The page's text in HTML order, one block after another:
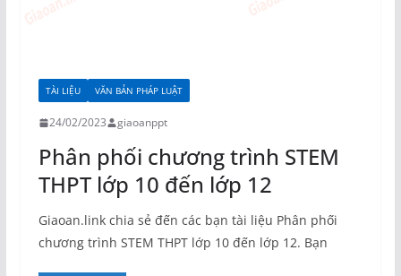
TÀI LIỆU VĂN BẢN PHÁP LUẬT
24/02/2023 giaoanppt
Phân phối chương trình STEM
THPT lớp 10 đến lớp 12
Giaoan.link chia sẻ đến các bạn tài liệu Phân phối
chương trình STEM THPT lớp 10 đến lớp 12. Bạn